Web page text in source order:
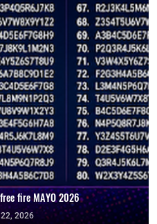
fire MAYO 2026
2026